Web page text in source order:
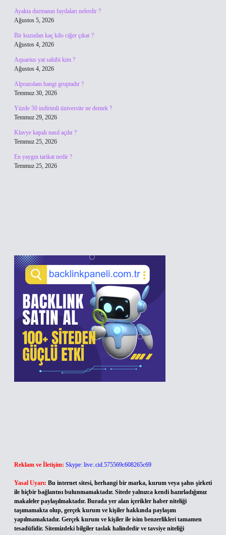
Ayakta durmanın faydaları nelerdir ?
Ağustos 5, 2026
Bir kuzudan kaç kilo ciğer çıkar ?
Ağustos 4, 2026
Aquarius yat sahibi kim ?
Ağustos 4, 2026
Alprazolam hangi gruptadır ?
Temmuz 30, 2026
Yüzde 50 indirimli üniversite ne demek ?
Temmuz 29, 2026
Klavye kapalı nasıl açılır ?
Temmuz 25, 2026
En yaygın tarikat nedir ?
Temmuz 25, 2026
Reklam ve İletişim: Skype: live:.cid.575569c608265c69
Yasal Uyarı: Bu internet sitesi, herhangi bir marka, kurum veya şahıs şirketi
ile hiçbir bağlantısı bulunmamaktadır. Sitede yalnızca kendi hazırladığımız
makaleler paylaşılmaktadır. Burada yer alan içerikler haber niteliği
taşımamakta olup, gerçek kurum ve kişiler hakkında paylaşım
yapılmamaktadır. Gerçek kurum ve kişiler ile isim benzerlikleri tamamen
tesadüfidir. Sitemizdeki bilgiler taslak halindedir ve tavsiye niteliği